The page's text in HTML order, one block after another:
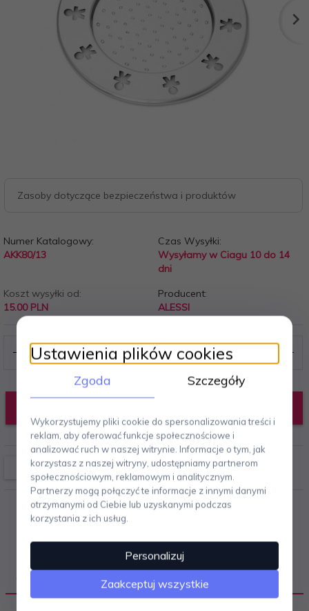
Zasoby dotyczące bezpieczeństwa i produktów
Numer Katalogowy:
AKK80/13
Czas Wysyłki:
Wysyłamy w Ciagu 10 do 14
dni
Koszt wysyłki od:
15.00 PLN
Producent:
ALESSI
OPIS PRODUKTU
Ustawienia plików cookies
Zgoda Szczegóły
Wykorzystujemy pliki cookie do spersonalizowania treści i
reklam, aby oferować funkcje społecznościowe i
analizować ruch w naszej witrynie. Informacje o tym, jak
korzystasz z naszej witryny, udostępniamy partnerom
społecznościowym, reklamowym i analitycznym.
Partnerzy mogą połączyć te informacje z innymi danymi
otrzymanymi od Ciebie lub uzyskanymi podczas
korzystania z ich usług.
Personalizuj
Zaakceptuj wszystkie